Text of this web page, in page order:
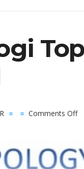
Comments Off